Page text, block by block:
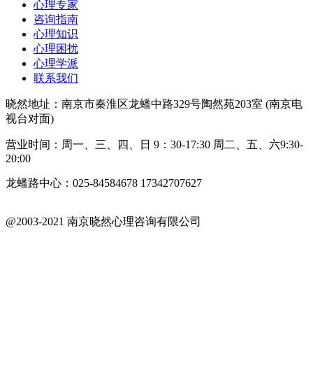
心理专家
咨询指南
心理知识
心理困扰
心理学派
联系我们
晓然地址：南京市秦淮区龙蟠中路329号陶然苑203室 (南京电
视台对面)
营业时间：周一、三、四、日 9：30-17:30 周二、五、六9:30-
20:00
龙蟠路中心：025-84584678 17342707627
@2003-2021 南京晓然心理咨询有限公司